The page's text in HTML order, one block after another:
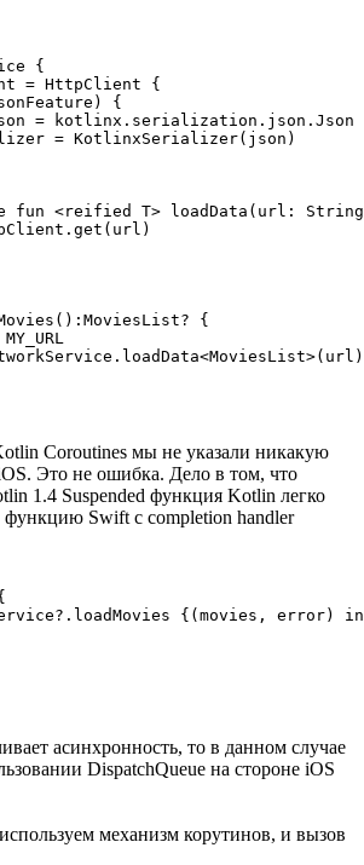
{
= HttpClient {
{
= kotlinx.serialization.json.Json
= KotlinxSerializer(json)
fun <reified T> loadData(url:
{
MY_URL
Coroutines мы не указали никакую
Это не ошибка. Дело в том, что
1.4 Suspended функция Kotlin легко
функцию Swift c completion handler
{(movies, error)
асинхронность, то в данном случае
DispatchQueue на стороне iOS
механизм корутинов, и вызов